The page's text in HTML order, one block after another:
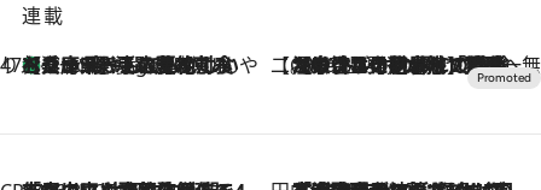
連載
47都道府県の手みやげ ひんやりスイーツで夏を満喫
5 Hours Ago
【兵庫県】この夏絶対食べたい 冷やしておいしいおやつ3選 淡路島の恵みをジェラートに集約 【CREA×星野リゾート】唯一無二。癒しと発見が待つ場所へ
2026.8.7
【トンボの足水浴】ヒノキの香りに包まれて涼感マックス！約13℃の湧水かけ流しを避暑地「星野温泉 トンボの湯」で体験